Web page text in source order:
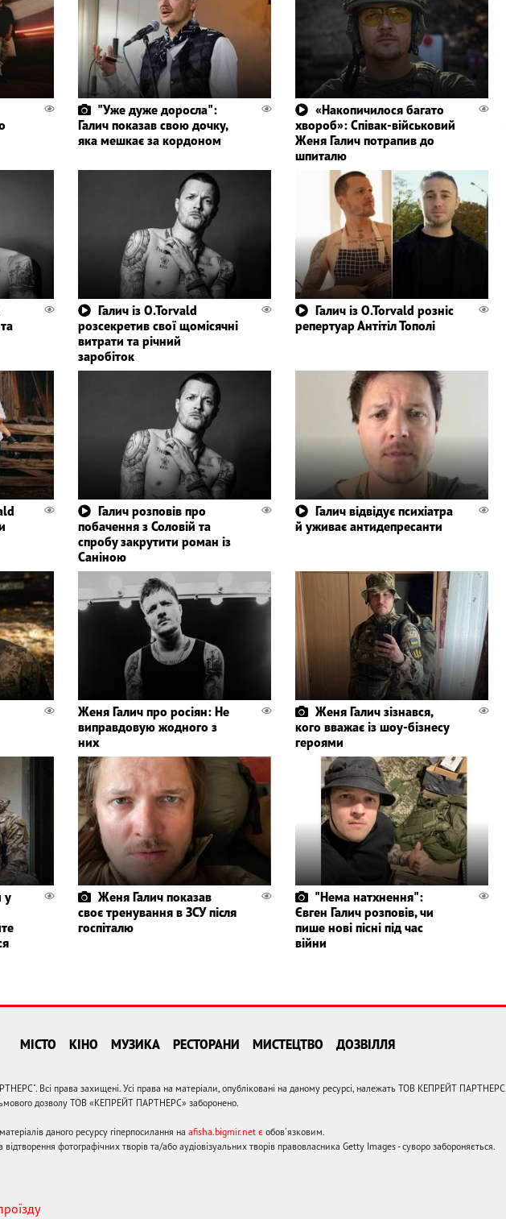
"Уже дуже доросла":
Галич показав свою дочку,
яка мешкає за кордоном
«Накопичилося багато
хвороб»: Співак-військовий
Женя Галич потрапив до
шпиталю
Галич із O.Torvald
розсекретив свої щомісячні
витрати та річний
заробіток
Галич із O.Torvald розніс
репертуар Антітіл Тополі
Галич розповів про
побачення з Соловій та
спробу закрутити роман із
Саніною
Галич відвідує психіатра
й уживає антидепресанти
Женя Галич про росіян: Не
виправдовую жодного з
них
Женя Галич зізнався,
кого вважає із шоу-бізнесу
героями
у
Женя Галич показав
своє тренування в ЗСУ після
госпіталю
"Нема натхнення":
Євген Галич розповів, чи
пише нові пісні під час
війни
МІСТО КІНО МУЗИКА РЕСТОРАНИ МИСТЕЦТВО ДОЗВІЛЛЯ
Всі права захищені. Усі права на матеріали, опубліковані на даному ресурсі, належать ТОВ КЕПРЕЙТ
дозволу ТОВ «КЕПРЕЙТ ПАРТНЕРС» заборонено.
даного ресурсу гіперпосилання на afisha.bigmir.net є обов'язковим.
фотографічних творів та/або аудіовізуальних творів правовласника Getty Images - суворо забороняється.